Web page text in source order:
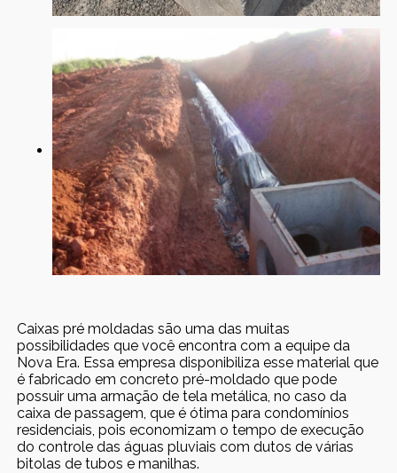
Caixas pré moldadas são uma das muitas
possibilidades que você encontra com a equipe da
Nova Era. Essa empresa disponibiliza esse material que
é fabricado em concreto pré-moldado que pode
possuir uma armação de tela metálica, no caso da
caixa de passagem, que é ótima para condomínios
residenciais, pois economizam o tempo de execução
do controle das águas pluviais com dutos de várias
bitolas de tubos e manilhas.